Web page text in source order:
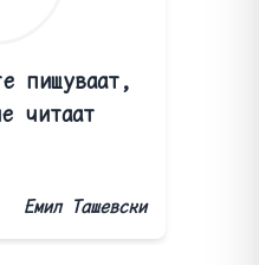
пишуваат,
читаат
Емил Ташевски